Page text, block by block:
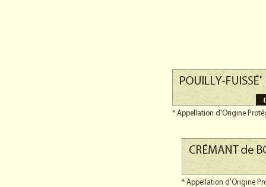
* Appellation d'Origine
* Appellation d'Origine